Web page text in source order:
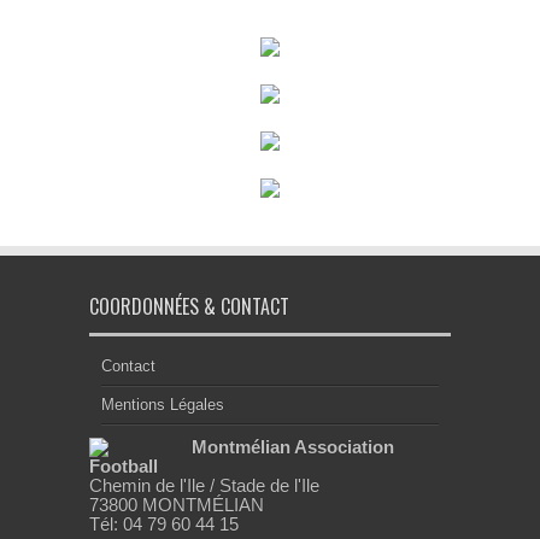
COORDONNÉES & CONTACT
Contact
Mentions Légales
Montmélian Association
Football
Chemin de l'Ile / Stade de l'Ile
73800 MONTMÉLIAN
Tél: 04 79 60 44 15